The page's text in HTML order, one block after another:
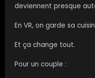
deviennent presque
En VR, on garde sa
Et ça change tout.
Pour un couple :